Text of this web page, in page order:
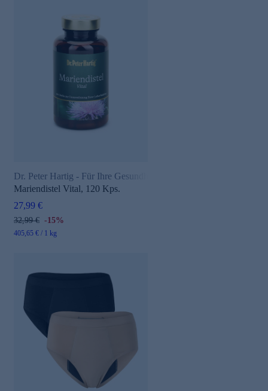
Dr. Peter Hartig - Für Ihre Gesundheit
Mariendistel Vital, 120 Kps.
27,99 €
32,99 € -15%
405,65 € / 1 kg